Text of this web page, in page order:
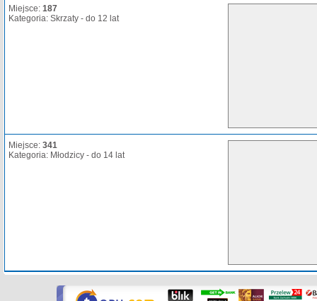
Miejsce: 187
Kategoria: Skrzaty - do 12 lat
Miejsce: 341
Kategoria: Młodzicy - do 14 lat